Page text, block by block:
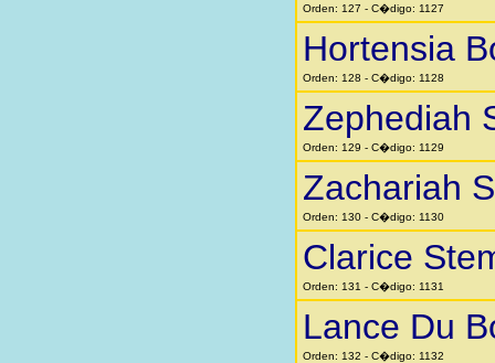
Orden: 127 - C�digo: 1127
Hortensia
Orden: 128 - C�digo: 1128
Zephediah
Orden: 129 - C�digo: 1129
Zachariah
Orden: 130 - C�digo: 1130
Clarice
Orden: 131 - C�digo: 1131
Lance Du
Orden: 132 - C�digo: 1132